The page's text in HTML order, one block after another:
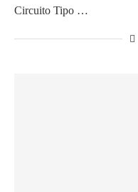
Circuito Tipo …